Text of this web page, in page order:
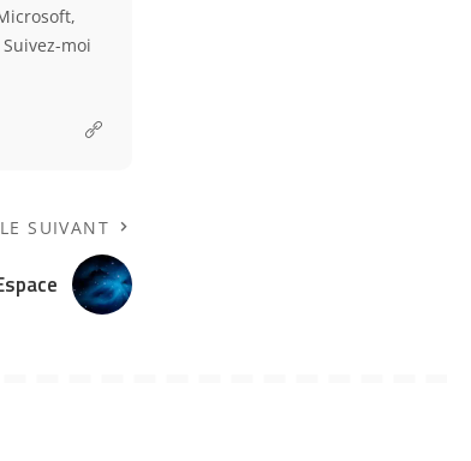
moi
SUIVANT